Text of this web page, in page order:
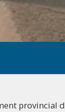
provincial